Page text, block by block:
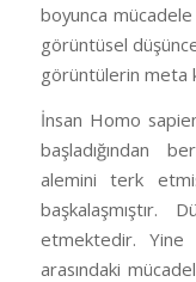
boyunca
görüntüsel
görüntülerin meta
İnsan Homo
başladığından
alemini terk
başkalaşmıştır.
etmektedir.
arasındaki